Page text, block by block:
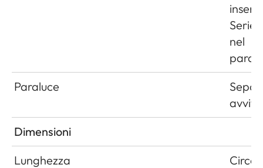
Serie
nel
Paraluce
Dimensioni
Lunghezza
Circa